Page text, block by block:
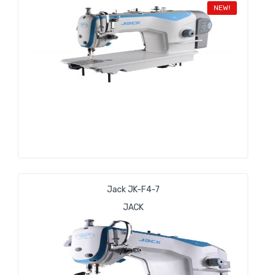
NEW!
Jack JK-F4-7
JACK